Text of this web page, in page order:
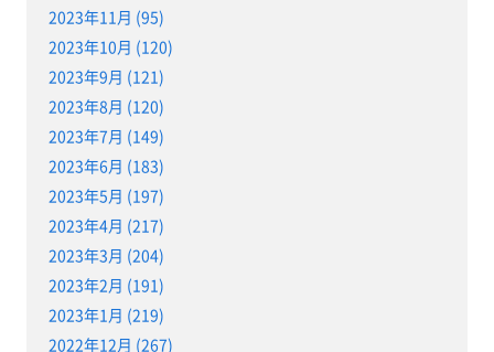
2023年11月 (95)
2023年10月 (120)
2023年9月 (121)
2023年8月 (120)
2023年7月 (149)
2023年6月 (183)
2023年5月 (197)
2023年4月 (217)
2023年3月 (204)
2023年2月 (191)
2023年1月 (219)
2022年12月 (267)